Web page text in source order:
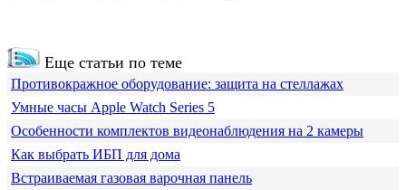
Еще статьи по теме
Противокражное оборудование: защита на стеллажах
Умные часы Apple Watch Series 5
Особенности комплектов видеонаблюдения на 2 камеры
Как выбрать ИБП для дома
Встраиваемая газовая варочная панель